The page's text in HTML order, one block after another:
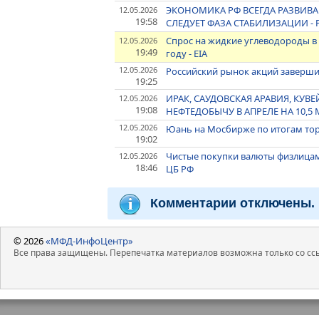
12.05.2026
19:58
ЭКОНОМИКА РФ ВСЕГДА
СЛЕДУЕТ ФАЗА СТАБИЛИЗАЦИИ
12.05.2026
19:49
Спрос на жидкие углеводороды
году - EIA
12.05.2026
19:25
Российский рынок акций
12.05.2026
19:08
ИРАК, САУДОВСКАЯ АРАВИЯ,
НЕФТЕДОБЫЧУ В АПРЕЛЕ НА
12.05.2026
19:02
Юань на Мосбирже по итогам
12.05.2026
18:46
Чистые покупки валюты
ЦБ РФ
Комментарии отключены.
© 2026«МФД-ИнфоЦентр»
Все права защищены. Перепечатка материалов возможна только со